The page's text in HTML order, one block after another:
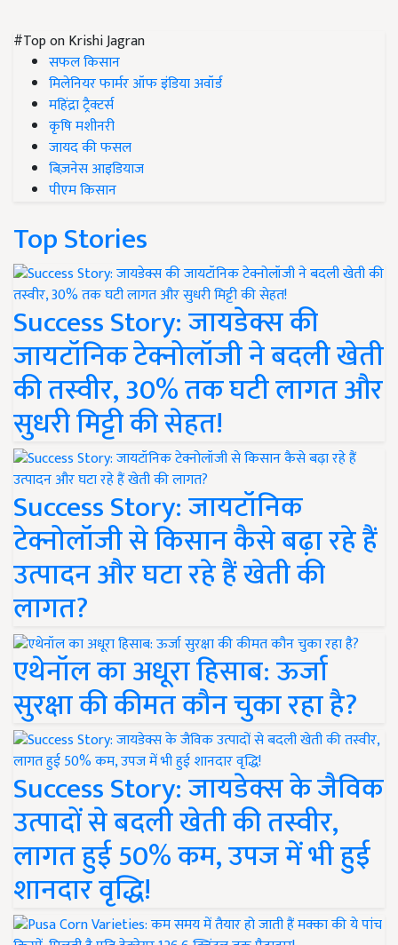
#Top on Krishi Jagran
सफल किसान
मिलेनियर फार्मर ऑफ इंडिया अवॉर्ड
महिंद्रा ट्रैक्टर्स
कृषि मशीनरी
जायद की फसल
बिज़नेस आइडियाज
पीएम किसान
Top Stories
Success Story: जायडेक्स की
जायटॉनिक टेक्नोलॉजी ने बदली खेती
की तस्वीर, 30% तक घटी लागत और
सुधरी मिट्टी की सेहत!
Success Story: जायटॉनिक
टेक्नोलॉजी से किसान कैसे बढ़ा रहे हैं
उत्पादन और घटा रहे हैं खेती की
लागत?
एथेनॉल का अधूरा हिसाब: ऊर्जा
सुरक्षा की कीमत कौन चुका रहा है?
Success Story: जायडेक्स के जैविक
उत्पादों से बदली खेती की तस्वीर,
लागत हुई 50% कम, उपज में भी हुई
शानदार वृद्धि!